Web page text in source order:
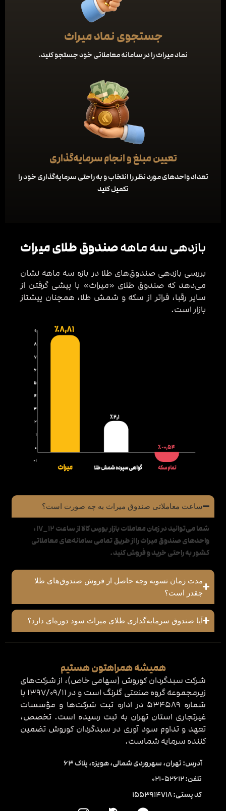
جستجوی نماد میراث
نماد میراث را در سامانه معاملاتی خود جستجو کنید.
تعیین مبلغ و انجام سرمایه‌گذاری
تعداد واحدهای مورد نظر را انتخاب و به راحتی سرمایه‌گذاری خود را
تکمیل کنید
بازدهی سه ماههصندوق طلای میراث
بررسی بازدهی صندوق‌های طلا در بازه سه ماهه نشان
می‌دهد که صندوق طلای «میراث» با پیشی گرفتن از
سایر رقبا، فراتر از سکه و شمش طلا، همچنان پیشتاز
بازار است.
ساعت معاملاتی صندوق میراث به چه صورت است؟
شما می‌توانید در زمان معاملات بازار بورس کالا از ساعت 12_17،
واحدهای صندوق میراث را از طریق تمامی سامانه‌های معاملاتی
کشور به راحتی خرید و فروش کنید.
مدت زمان تسویه وجه حاصل از فروش صندوق‌های طلا
چقدر است؟
آیا صندوق‌ سرمایه‌گذاری طلای میراث سود دوره‌ای دارد؟
همیشه همراهتون هستیم
شرکت سبدگردان کوروش (سهامی خاص)، از شرکت‌های
زیرمجموعه گروه صنعتی گلرنگ است و در 1397/09/11 با
شماره 534589 در اداره ثبت شرکت‌ها و مؤسسات
غیرتجاری استان تهران به ثبت رسیده است. تخصص،
تعهد و تداوم سود آوری در سبدگردان کوروش تضمین
کننده سرمایه شماست.
آدرس: تهران، سهروردی شمالی، هویزه، پلاک 63
تلفن: 52612-021
کد پستی: 1553914718
T
I